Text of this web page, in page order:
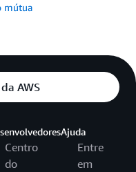
mútua
AWS
Centro
do
Ajuda
Entre
em